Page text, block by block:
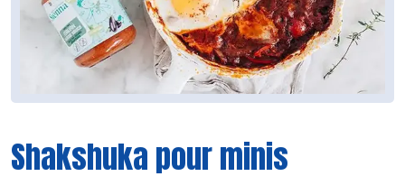
Shakshuka pour minis